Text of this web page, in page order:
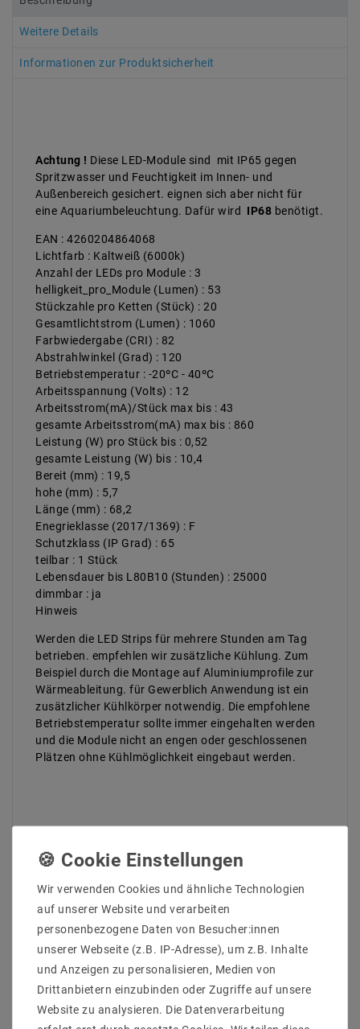
Weitere Details
Informationen zur Produktsicherheit
Achtung ! Diese LED-Module sind mit IP65 gegen
Spritzwasser und Feuchtigkeit im Innen- und
Außenbereich gesichert. eignen sich aber nicht für
eine Aquariumbeleuchtung. Dafür wird IP68 benötigt.
EAN : 4260204864068
Lichtfarb : Kaltweiß (6000k)
Anzahl der LEDs pro Module : 3
helligkeit_pro_Module (Lumen) : 53
Stückzahle pro Ketten (Stück) : 20
Gesamtlichtstrom (Lumen) : 1060
Farbwiedergabe (CRI) : 82
Abstrahlwinkel (Grad) : 120
Betriebstemperatur : -20ºC - 40ºC
Arbeitsspannung (Volts) : 12
Arbeitsstrom(mA)/Stück max bis : 43
gesamte Arbeitsstrom(mA) max bis : 860
Leistung (W) pro Stück bis : 0,52
gesamte Leistung (W) bis : 10,4
Bereit (mm) : 19,5
hohe (mm) : 5,7
Länge (mm) : 68,2
Enegrieklasse (2017/1369) : F
Schutzklass (IP Grad) : 65
teilbar : 1 Stück
Lebensdauer bis L80B10 (Stunden) : 25000
dimmbar : ja
Hinweis
Werden die LED Strips für mehrere Stunden am Tag
betrieben. empfehlen wir zusätzliche Kühlung. Zum
Beispiel durch die Montage auf Aluminiumprofile zur
Wärmeableitung. für Gewerblich Anwendung ist ein
zusätzlicher Kühlkörper notwendig. Die empfohlene
Betriebstemperatur sollte immer eingehalten werden
und die Module nicht an engen oder geschlossenen
Plätzen ohne Kühlmöglichkeit eingebaut werden.
ZULETZT ANGESEHEN
Wir verwenden Cookies und ähnliche Technologien
auf unserer Website und verarbeiten
personenbezogene Daten von Besucher:innen
unserer Webseite (z.B. IP-Adresse), um z.B. Inhalte
und Anzeigen zu personalisieren, Medien von
Drittanbietern einzubinden oder Zugriffe auf unsere
Website zu analysieren. Die Datenverarbeitung